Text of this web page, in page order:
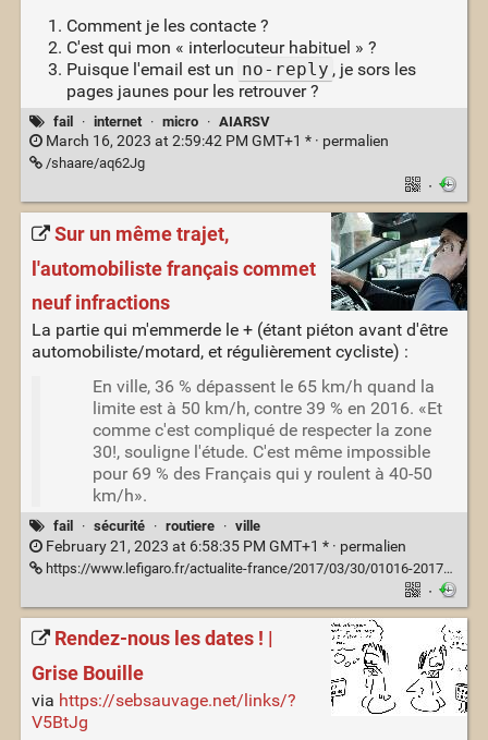
Comment je les contacte ?
C'est qui mon « interlocuteur habituel » ?
Puisque l'email est un no-reply , je sors les
pages jaunes pour les retrouver ?
fail · internet · micro · AIARSV
March 16, 2023 at 2:59:42 PM GMT+1 * · permalien
/shaare/aq62Jg
·
Sur un même trajet,
l'automobiliste français commet
neuf infractions
La partie qui m'emmerde le + (étant piéton avant d'être
automobiliste/motard, et régulièrement cycliste) :
En ville, 36 % dépassent le 65 km/h quand la
limite est à 50 km/h, contre 39 % en 2016. «Et
comme c'est compliqué de respecter la zone
30!, souligne l'étude. C'est même impossible
pour 69 % des Français qui y roulent à 40-50
km/h».
fail · sécurité · routiere · ville
February 21, 2023 at 6:58:35 PM GMT+1 * · permalien
https://www.lefigaro.fr/actualite-france/2017/03/30/01016-20170330ARTFIG00004-l-automobiliste-commet-neuf-infractions-sur-un-meme-trajet.php
·
Rendez-nous les dates ! |
Grise Bouille
via https://sebsauvage.net/links/?
V5BtJg